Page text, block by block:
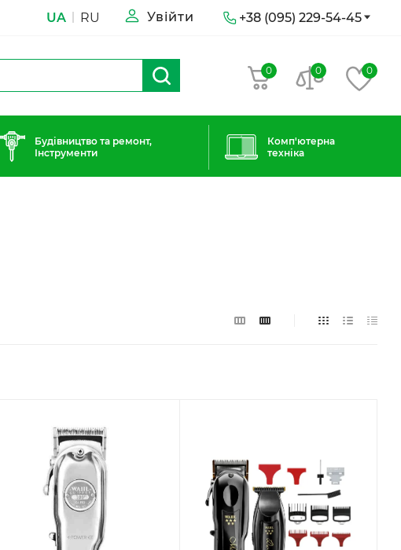
UA RU Увійти +38 (095) 229-54-45
0 0
0
Будівництво та ремонт,
Інструменти
Комп'ютерна
техніка